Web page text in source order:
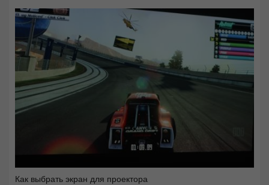
Как выбрать экран для проектора